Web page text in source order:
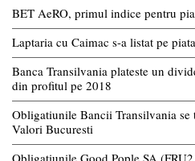
BET AeRO, primul indice pentru
Laptaria cu Caimac s-a listat pe
Banca Transilvania plateste un
din profitul pe 2018
Obligatiunile Bancii Transilvania se
Valori Bucuresti